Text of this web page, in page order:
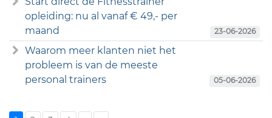
opleiding: nu al vanaf € 49,- per
maand
23-06-2026
Waarom meer klanten niet het
probleem is van de meeste
personal trainers
05-06-2026